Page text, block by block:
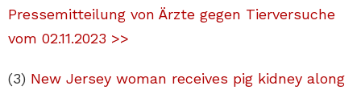
Pressemitteilung von Ärzte gegen Tierversuche
vom 02.11.2023 >>
(3) New Jersey woman receives pig kidney along